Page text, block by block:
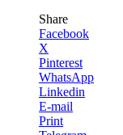
Share
Facebook
X
Pinterest
WhatsApp
Linkedin
E-mail
Print